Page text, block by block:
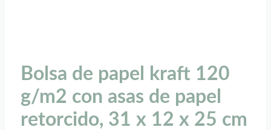
Bolsa de papel kraft 120
g/m2 con asas de papel
retorcido, 31 x 12 x 25 cm